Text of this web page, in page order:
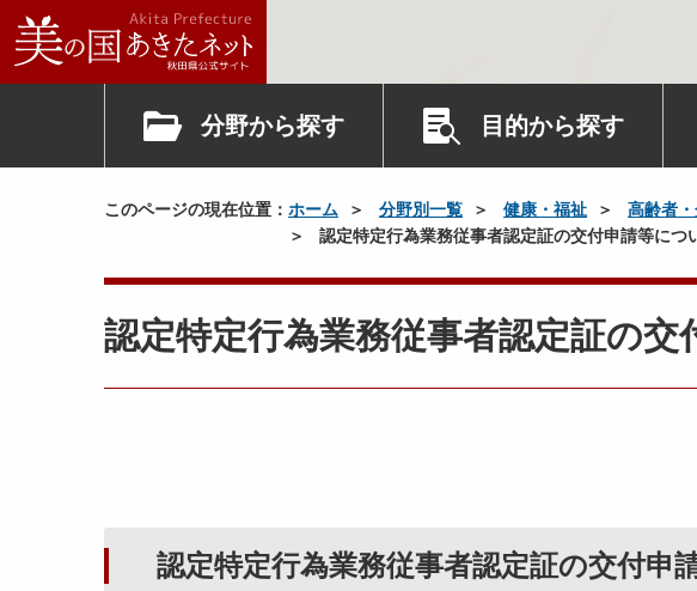
分野から探す 目的から探す
このページの現在位置： ホーム 分野別一覧 健康・福祉 高齢者
認定特定行為業務従事者認定証の交付申請等につ
認定特定行為業務従事者認定証の交
認定特定行為業務従事者認定証の交付申